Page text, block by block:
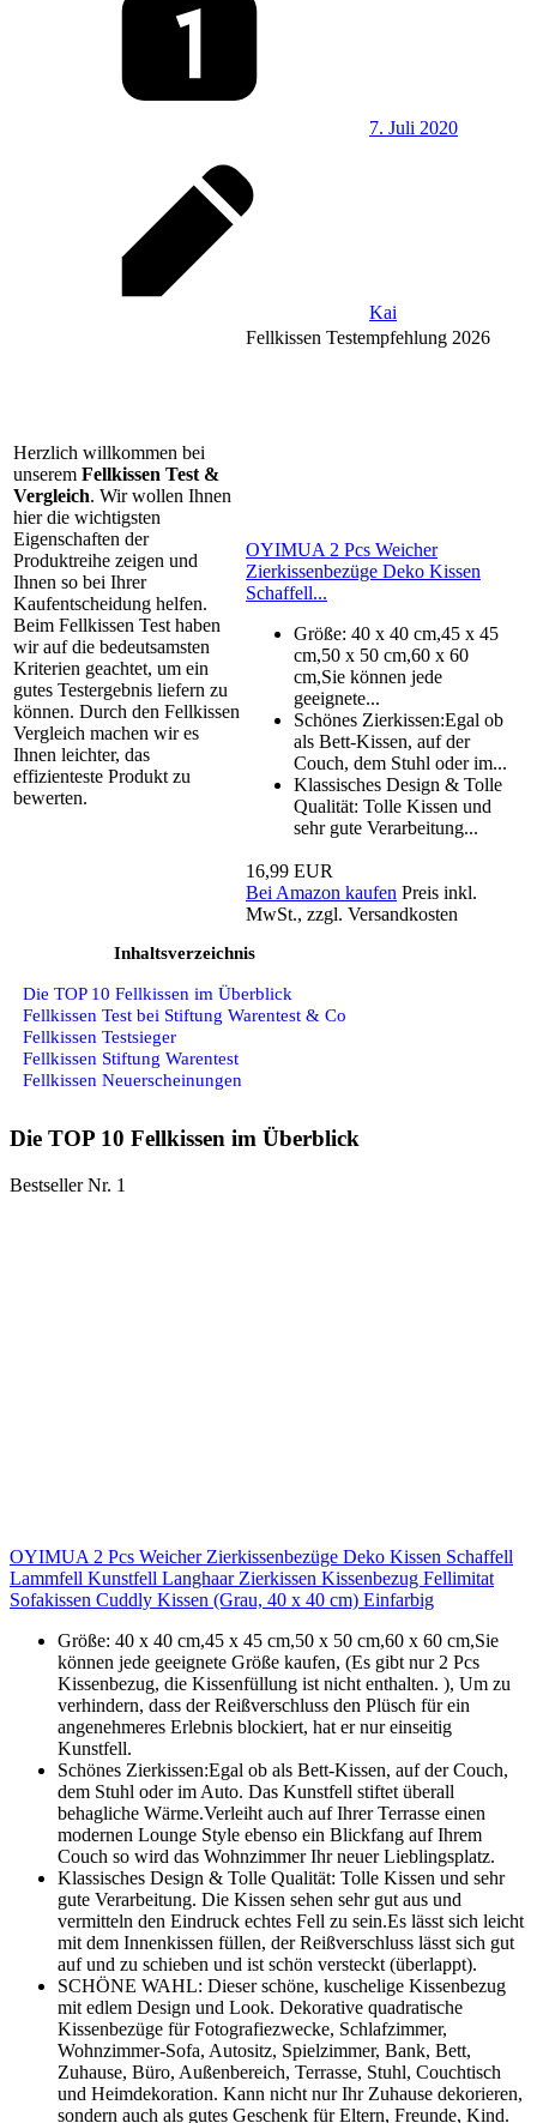
7. Juli 2020
Kai
Herzlich willkommen bei
unserem Fellkissen Test &
Vergleich. Wir wollen Ihnen
hier die wichtigsten
Eigenschaften der
Produktreihe zeigen und
Ihnen so bei Ihrer
Kaufentscheidung helfen.
Beim Fellkissen Test haben
wir auf die bedeutsamsten
Kriterien geachtet, um ein
gutes Testergebnis liefern zu
können. Durch den Fellkissen
Vergleich machen wir es
Ihnen leichter, das
effizienteste Produkt zu
bewerten.
Fellkissen Testempfehlung 2026
OYIMUA 2 Pcs Weicher
Zierkissenbezüge Deko Kissen
Schaffell...
Größe: 40 x 40 cm,45 x 45
cm,50 x 50 cm,60 x 60
cm,Sie können jede
geeignete...
Schönes Zierkissen:Egal ob
als Bett-Kissen, auf der
Couch, dem Stuhl oder im...
Klassisches Design & Tolle
Qualität: Tolle Kissen und
sehr gute Verarbeitung...
16,99 EUR
Bei Amazon kaufen Preis inkl.
MwSt., zzgl. Versandkosten
Inhaltsverzeichnis
Die TOP 10 Fellkissen im Überblick
Fellkissen Test bei Stiftung Warentest & Co
Fellkissen Testsieger
Fellkissen Stiftung Warentest
Fellkissen Neuerscheinungen
Die TOP 10 Fellkissen im Überblick
Bestseller Nr. 1
OYIMUA 2 Pcs Weicher Zierkissenbezüge Deko Kissen Schaffell
Lammfell Kunstfell Langhaar Zierkissen Kissenbezug Fellimitat
Sofakissen Cuddly Kissen (Grau, 40 x 40 cm) Einfarbig
Größe: 40 x 40 cm,45 x 45 cm,50 x 50 cm,60 x 60 cm,Sie
können jede geeignete Größe kaufen, (Es gibt nur 2 Pcs
Kissenbezug, die Kissenfüllung ist nicht enthalten. ), Um zu
verhindern, dass der Reißverschluss den Plüsch für ein
angenehmeres Erlebnis blockiert, hat er nur einseitig
Kunstfell.
Schönes Zierkissen:Egal ob als Bett-Kissen, auf der Couch,
dem Stuhl oder im Auto. Das Kunstfell stiftet überall
behagliche Wärme.Verleiht auch auf Ihrer Terrasse einen
modernen Lounge Style ebenso ein Blickfang auf Ihrem
Couch so wird das Wohnzimmer Ihr neuer Lieblingsplatz.
Klassisches Design & Tolle Qualität: Tolle Kissen und sehr
gute Verarbeitung. Die Kissen sehen sehr gut aus und
vermitteln den Eindruck echtes Fell zu sein.Es lässt sich leicht
mit dem Innenkissen füllen, der Reißverschluss lässt sich gut
auf und zu schieben und ist schön versteckt (überlappt).
SCHÖNE WAHL: Dieser schöne, kuschelige Kissenbezug
mit edlem Design und Look. Dekorative quadratische
Kissenbezüge für Fotografiezwecke, Schlafzimmer,
Wohnzimmer-Sofa, Autositz, Spielzimmer, Bank, Bett,
Zuhause, Büro, Außenbereich, Terrasse, Stuhl, Couchtisch
und Heimdekoration. Kann nicht nur Ihr Zuhause dekorieren,
sondern auch als gutes Geschenk für Eltern, Freunde, Kind.